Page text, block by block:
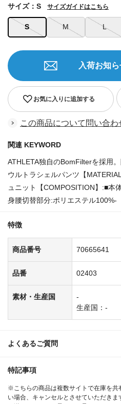
S M L
サイズ：S サイズガイドはこちら
お気に入りに追加する
入荷お知
この商品について問い合わ
関連 KEYWORD
ATHLETA独自のBomFilterを採用
ウルトラシェルパンツ【
ュニット【COMPOSITION】:■本
身腰切替部分:ポリエステル100%-
特徴
商品番号 70665641
品番 02403
素材・生産国
-
生産国：-
よくあるご質問
特記事項
※こちらの商品は複数サイトで在庫を共
い場合、キャンセルとさせていただき